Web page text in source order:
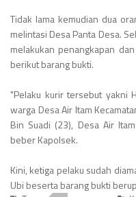
Tidak lama kemudian dua
melintasi Desa Panta Desa.
melakukan penangkapan
berikut barang bukti.
"Pelaku kurir tersebut yakni
warga Desa Air Itam
Bin Suadi (23), Desa Air
beber Kapolsek.
Kini, ketiga pelaku sudah
Ubi beserta barang bukti